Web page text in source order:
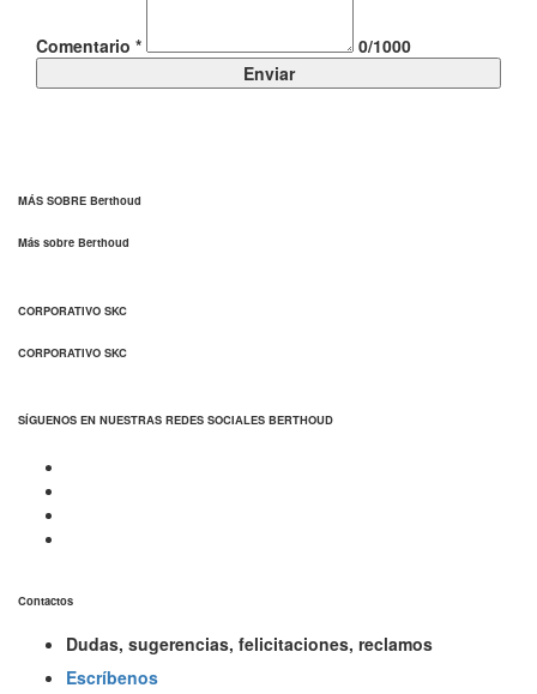
Comentario *
0/1000
Enviar
MÁS SOBRE Berthoud
Más sobre Berthoud
CORPORATIVO SKC
CORPORATIVO SKC
SÍGUENOS EN NUESTRAS REDES SOCIALES BERTHOUD
Contactos
Dudas, sugerencias, felicitaciones, reclamos
Escríbenos